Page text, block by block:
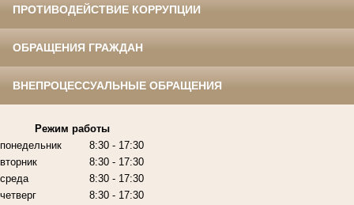
ПРОТИВОДЕЙСТВИЕ КОРРУПЦИИ
ОБРАЩЕНИЯ ГРАЖДАН
ВНЕПРОЦЕССУАЛЬНЫЕ ОБРАЩЕНИЯ
Режим работы
понедельник
вторник
среда
четверг
8:30 - 17:30
8:30 - 17:30
8:30 - 17:30
8:30 - 17:30